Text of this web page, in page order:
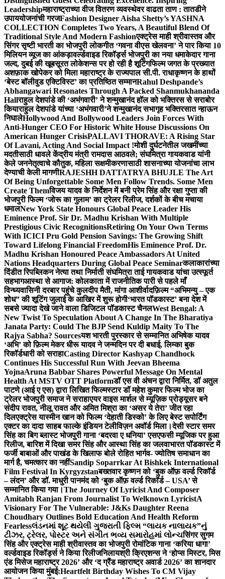
Leadershipमहाराष्ट्राच्या वीज वितरण व्यवस्थेवर वाढता ताण : तातडीने
उपाययोजनांची गरजFashion Designer Aisha Shetty’s YASHNA
COLLECTION Completes Two Years, A Beautiful Blend Of
Traditional Style And Modern Fashionएक्ट्रेस माही श्रीवास्तव और
सिंगर सृष्टी भारती का भोजपुरी लोकगीत ‘गवना वीएस खेलवना’ ने पार किया 10
मिलियन व्यूज का आंकड़ावर्ल्डवाइड रिकॉर्ड्स भोजपुरी का नया धमाकेदार गाना
जल्द, दुबई की खूबसूरत लोकेशन्स पर हो रही है शूटिंगफिल्म जगत के प्रख्यात
अशफ़ाक खोपेकर को मिला महाराष्ट्र के राज्यपाल सी.पी. राधाकृष्णन के हाथों
‘बेस्ट बॉलीवुड एक्टिविस्ट’ का प्रतिष्ठित सम्मानRahul Deshpande’s
Abhangawari Resonates Through A Packed Shanmukhananda
Hallराहुल देशपांडे की ‘अभंगवारी’ ने शन्मुखानंद हॉल को भक्तिरस से सराबोर
कियाराहुल देशपांडे यांच्या ‘अभंगवारी’ने शन्मुखानंद सभागृह भक्तिरसात न्हाऊन
निघालेHollywood And Bollywood Leaders Join Forces With
Anti-Hunger CEO For Historic White House Discussions On
American Hunger CrisisPALLAVI THORAVE: A Rising Star
Of Lavani, Acting And Social Impact !मोशी दुर्घटनेतील जखमींच्या
मदतीसाठी धावले केंद्रीय मंत्री रामदास आठवले; संघमित्रा गायकवाड यांनी
केले जननेतृत्वाचे कौतुक, महिला सक्षमीकरणासाठी शासनाच्या योजनांचा लाभ
देण्याची केली मागणीRAJESHH DATTATRYA BHUJLE The Art
Of Being Unforgettable Some Men Follow Trends. Some Men
Create Themविजय यादव के निर्देशन में बनी प्रेम सिंह और रक्षा गुप्ता की
भोजपुरी फिल्म ‘जोरू का गुलाम’ का ट्रेलर रिलीज, दर्शकों के बीच मचाया
धमालNew York State Honours Global Peace Leader His
Eminence Prof. Sir Dr. Madhu Krishan With Multiple
Prestigious Civic RecognitionsRetiring On Your Own Terms
With ICICI Pru Gold Pension Savings: The Growing Shift
Toward Lifelong Financial FreedomHis Eminence Prof. Dr.
Madhu Krishan Honoured Peace Ambassadors At United
Nations Headquarters During Global Peace Seminarकलाकारांच्या
दिंडीत रिपब्लिकन नेत्या तथा निर्माती संघमित्रा ताई गायकवाड यांचा उत्स्फूर्त
सहभागआस्था से आगाज: कोलकाता में राजनीतिक पारी से पहले माँ
विन्ध्यवासिनी दरबार पहुंचे कुलदीप मैती, मांगा आशीर्वादफ़िल्म “अभिमन्यु – एक
शोध” की शूटिंग जुलाई के आखिर में शुरू होगी‘भारत पॉडकास्ट’ बना देश में
सबसे ज्यादा देखे जाने वाला डिजिटल पॉडकास्ट चैनलWest Bengal: A
New Twist To Speculation About A Change In The Bharatiya
Janata Party: Could The BJP Send Kuldip Maity To The
Rajya Sabha? Sourcesयश भारती पुरस्कार से सम्मानित अभिषेक यादव
‘अभि’ को फ़िल्म मेकर धीरू यादव ने जन्मदिन पर दी बधाई, लिम्का बुक
रिकॉर्डधारी को सराहाCasting Director Kashyap Chandhock
Continues His Successful Run With Jeevan Bheema
YojnaAruna Babbar Shares Powerful Message On Mental
Health At MSTV OTT Platformडॉ एस वी अंचन द्वारा निर्मित, डॉ अतुल
पाटणे (आई ए एस) द्वारा लिखित फिल्मस्टार डॉ महेश कुमार फिल्म भोज का
ट्रेलर भोजपुरी समाज ने सराहाएयर वाइस मार्शल से म्यूज़िक प्रोड्यूसर बने
संदीप रावत, नीलू रावत और अमित मिश्रा का ‘असर ये तेरा’ जीत रहा
दिलएक्ट्रेस यास्मीन खान को फिल्म ‘देहाती डिस्को’ के लिए बेस्ट सपोर्टिंग
एक्टर का दादा साहब फाल्के इंडियन टेलीविज़न अवॉर्ड मिला।देसी स्टार समर
सिंह का बिग ब्लास्ट भोजपुरी गाना ‘बदरवा ए धनिया’ एसएफसी म्यूजिक पर हुआ
रिलीज, बारिश में दिखा समर सिंह और आस्था सिंह का जलवाभारत पॉडकास्ट में
फर्जी बाबाओं और पाखंड के खिलाफ बोले रोहित भार्गव- ज्योतिष समाधान का
मार्ग है, चमत्कार का नहींSandip Soparrkar At Bishkek International
Film Festival In Kyrgyzstanबख्तवार कृष्णन को ‘बुक ऑफ़ वर्ल्ड रिकॉर्ड
– लंदन’ और डॉ. माधुरी पानमंद को ‘बुक ऑफ़ वर्ल्ड रिकॉर्ड – USA’ से
सम्मानित किया गया।The Journey Of Lyricist And Composer
Amitabh Ranjan From Journalist To Welknown LyricistA
Visionary For The Vulnerable: J&Ks Daughter Reena
Choudhary Outlines Bold Education And Health Reform
Fearlessલંડનમાં શૂટ થયેલી ગુજરાતી ફિલ્મ “લાયક નાલાયક”નું
ટીઝર, ટ્રેલર, પોસ્ટર અને સંગીત ભવ્ય સમારોહમાં લોન્ચसिंगर सुगम
सिंह और एक्ट्रेस माही श्रीवास्तव का भोजपुरी रोमांटिक गाना ‘करिया धागा’
वर्ल्डवाइड रिकॉर्ड्स ने किया रिलीजनिलायश्री क्रिएशन्स ने ‘होप्स मिस्टर, मिस
एंड मिसेज महाराष्ट्र 2026’ और ‘द ग्रैंड महाराष्ट्र अवार्ड 2026’ का शानदार
आयोजन किया मुंबई:Heartfelt Birthday Wishes To CM Vijay